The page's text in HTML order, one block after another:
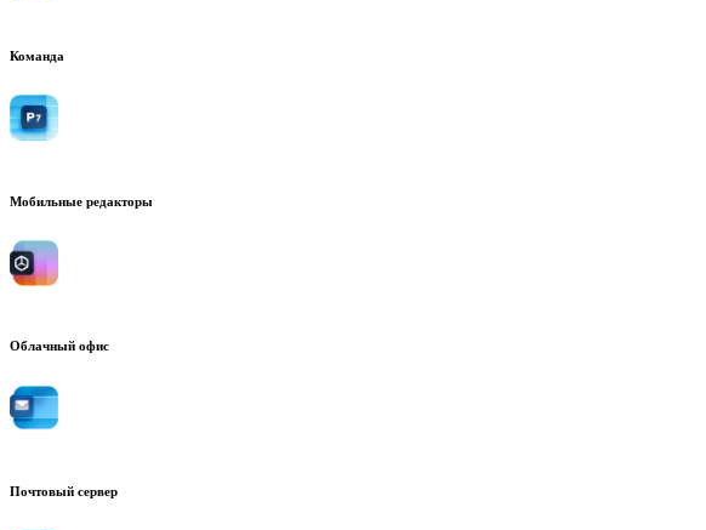
Команда
Мобильные редакторы
Облачный офис
Почтовый сервер